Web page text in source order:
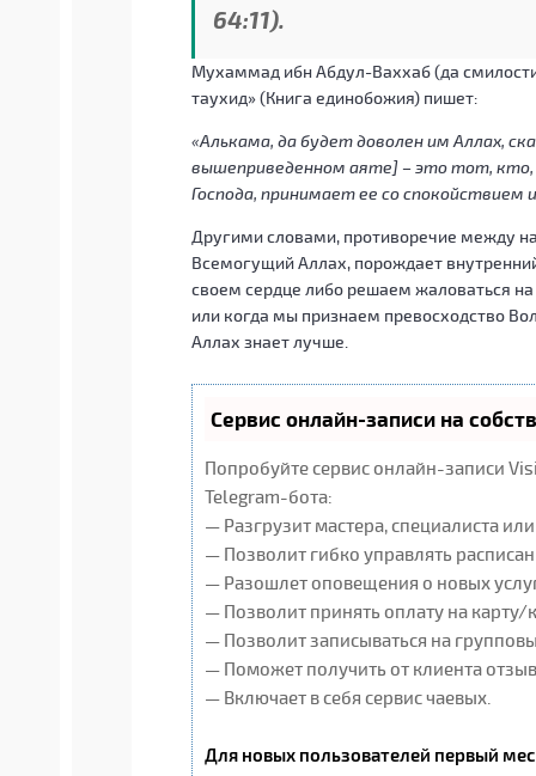
64:11).
Мухаммад ибн Абдул-Ваххаб (да
таухид» (Книга единобожия) пишет:
«Алькама, да будет доволен им Аллах,
вышеприведенном аяте] – это тот, кто,
Господа, принимает ее со спокойствием
Другими словами, противоречие между
Всемогущий Аллах, порождает
своем сердце либо решаем жаловаться
или когда мы признаем превосходство
Аллах знает лучше.
Сервис онлайн-записи на
Попробуйте сервис онлайн-записи
Telegram-бота:
— Разгрузит мастера, специалиста
— Позволит гибко управлять
— Разошлет оповещения о новых
— Позволит принять оплату на карту/
— Позволит записываться на
— Поможет получить от клиента
— Включает в себя сервис чаевых.
Для новых пользователей первый